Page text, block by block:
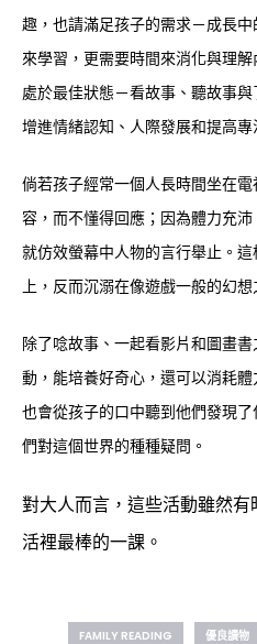
趣，也請滿足孩子的需求－成長
來學習，更需要時間來消化與理
處於最佳狀態－看故事 、 聽故事與
增進情緒認知 、 人際發展和提高專
倘若孩子經常一個人長時間坐在
容，而不懂得回應；因為體力充
就仿效螢幕中人物的言行舉止。
上，反而沉溺在像遊戲一般的幻想
除了唸故事 、 一起看影片和圖畫
動，能培養好奇心，還可以消耗
也會從孩子的口中聽到他們發現
們對這個世界的種種疑問。
對大人而言，這些活動雖然
活裡最棒的一課。
FAMILY READING 優良讀物